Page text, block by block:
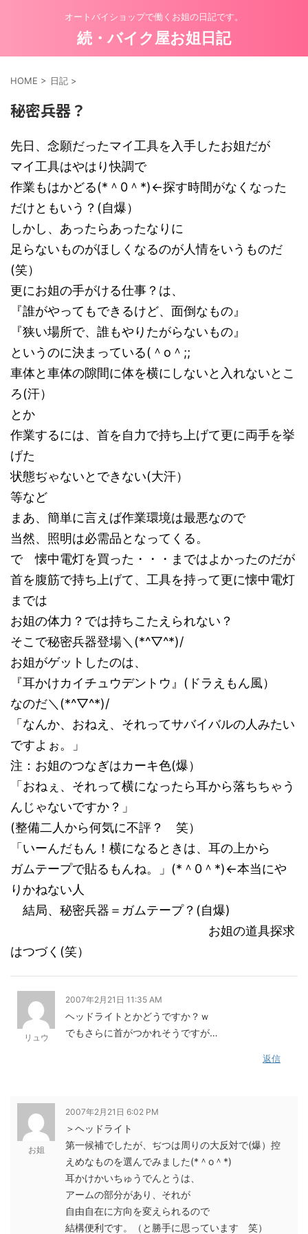
オートバイショップで働くお姐の日記です。
続・バイク屋お姐日記
HOME > 日記 >
秘密兵器？
先日、念願だったマイ工具を入手したお姐だが
マイ工具はやはり快調で
作業もはかどる(*＾0＾*)←探す時間がなくなった
だけともいう？(自爆）
しかし、あったらあったなりに
足らないものがほしくなるのが人情をいうものだ
(笑）
更にお姐の手がける仕事？は、
『誰がやってもできるけど、面倒なもの』
『狭い場所で、誰もやりたがらないもの』
というのに決まっている(＾o＾;;
車体と車体の隙間に体を横にしないと入れないとこ
ろ(汗）
とか
作業するには、首を自力で持ち上げて更に両手を挙
げた
状態ぢゃないとできない(大汗）
等など
まあ、簡単に言えば作業環境は最悪なので
当然、照明は必需品となってくる。
で 懐中電灯を買った・・・まではよかったのだが
首を腹筋で持ち上げて、工具を持って更に懐中電灯
までは
お姐の体力？では持ちこたえられない？
そこで秘密兵器登場＼(*^▽^*)/
お姐がゲットしたのは、
『耳かけカイチュウデントウ』(ドラえもん風）
なのだ＼(*^▽^*)/
「なんか、おねえ、それってサバイバルの人みたい
ですよぉ。」
注：お姐のつなぎはカーキ色(爆）
「おねぇ、それって横になったら耳から落ちちゃう
んじゃないですか？」
(整備二人から何気に不評？ 笑）
「いーんだもん！横になるときは、耳の上から
ガムテープで貼るもんね。」(*＾0＾*)←本当にや
りかねない人
結局、秘密兵器＝ガムテープ？(自爆)
お姐の道具探求
はつづく(笑）
リュウ
2007年2月21日 11:35 AM
ヘッドライトとかどうですか？ｗ
でもさらに首がつかれそうですが…
返信
お姐
2007年2月21日 6:02 PM
＞ヘッドライト
第一候補でしたが、ぢつは周りの大反対で(爆）控
えめなものを選んでみました(*＾o＾*)
耳かけかいちゅうでんとうは、
アームの部分があり、それが
自由自在に方向を変えられるので
結構便利です。（と勝手に思っています 笑）